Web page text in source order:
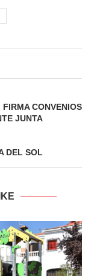
CONVENIOS
JUNTA
DEL SOL